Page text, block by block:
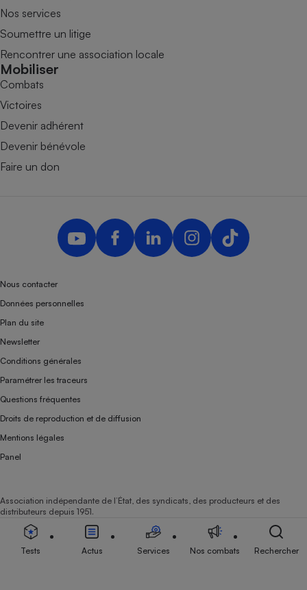
Nos services
Soumettre un litige
Rencontrer une association locale
Mobiliser
Combats
Victoires
Devenir adhérent
Devenir bénévole
Faire un don
Nous contacter
Données personnelles
Plan du site
Newsletter
Conditions générales
Paramétrer les traceurs
Questions fréquentes
Droits de reproduction et de diffusion
Mentions légales
Panel
Association indépendante de l’État, des syndicats, des producteurs et des
distributeurs depuis 1951.
Tests Actus Services Nos combats Rechercher